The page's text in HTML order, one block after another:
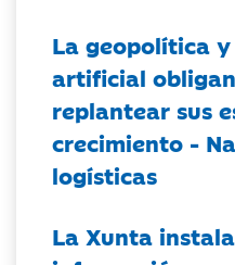
La geopolítica
artificial
replantear sus
crecimiento -
logísticas
La Xunta